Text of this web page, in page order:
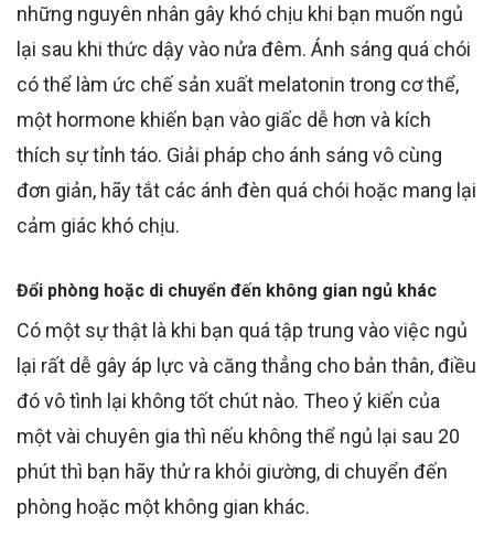
những nguyên nhân gây khó chịu khi bạn muốn ngủ
lại sau khi thức dậy vào nửa đêm. Ánh sáng quá chói
có thể làm ức chế sản xuất melatonin trong cơ thể,
một hormone khiến bạn vào giấc dễ hơn và kích
thích sự tỉnh táo. Giải pháp cho ánh sáng vô cùng
đơn giản, hãy tắt các ánh đèn quá chói hoặc mang lại
cảm giác khó chịu.
Đổi phòng hoặc di chuyển đến không gian ngủ khác
Có một sự thật là khi bạn quá tập trung vào việc ngủ
lại rất dễ gây áp lực và căng thẳng cho bản thân, điều
đó vô tình lại không tốt chút nào. Theo ý kiến của
một vài chuyên gia thì nếu không thể ngủ lại sau 20
phút thì bạn hãy thử ra khỏi giường, di chuyển đến
phòng hoặc một không gian khác.